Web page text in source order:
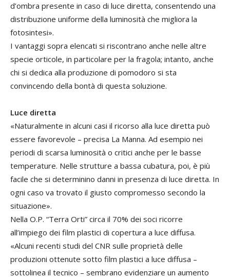
d’ombra presente in caso di luce diretta, consentendo una
distribuzione uniforme della luminosità che migliora la
fotosintesi».
I vantaggi sopra elencati si riscontrano anche nelle altre
specie orticole, in particolare per la fragola; intanto, anche
chi si dedica alla produzione di pomodoro si sta
convincendo della bontà di questa soluzione.
Luce diretta
«Naturalmente in alcuni casi il ricorso alla luce diretta può
essere favorevole – precisa La Manna. Ad esempio nei
periodi di scarsa luminosità o critici anche per le basse
temperature. Nelle strutture a bassa cubatura, poi, è più
facile che si determinino danni in presenza di luce diretta. In
ogni caso va trovato il giusto compromesso secondo la
situazione».
Nella O.P. “Terra Orti” circa il 70% dei soci ricorre
all’impiego dei film plastici di copertura a luce diffusa.
«Alcuni recenti studi del CNR sulle proprietà delle
produzioni ottenute sotto film plastici a luce diffusa –
sottolinea il tecnico – sembrano evidenziare un aumento